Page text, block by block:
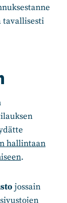
tavallisesti
hallintaan
.
jossain
sivustojen